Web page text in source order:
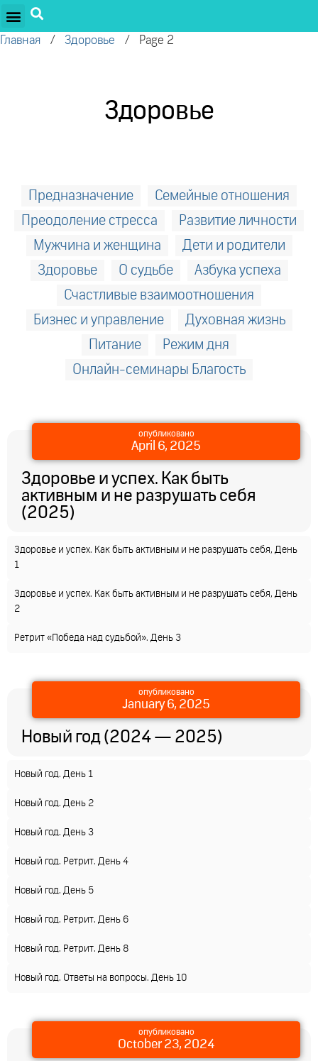
Главная / Здоровье / Page 2
Здоровье
Предназначение
Семейные отношения
Преодоление стресса
Развитие личности
Мужчина и женщина
Дети и родители
Здоровье
О судьбе
Азбука успеха
Счастливые взаимоотношения
Бизнес и управление
Духовная жизнь
Питание
Режим дня
Онлайн-семинары Благость
опубликовано
April 6, 2025
Здоровье и успех. Как быть
активным и не разрушать себя
(2025)
Здоровье и успех. Как быть активным и не разрушать себя, День
1
Здоровье и успех. Как быть активным и не разрушать себя, День
2
Ретрит «Победа над судьбой». День 3
опубликовано
January 6, 2025
Новый год (2024 — 2025)
Новый год. День 1
Новый год. День 2
Новый год. День 3
Новый год. Ретрит. День 4
Новый год. День 5
Новый год. Ретрит. День 6
Новый год. Ретрит. День 8
Новый год. Ответы на вопросы. День 10
опубликовано
October 23, 2024